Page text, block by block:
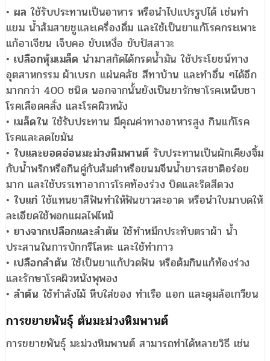
• ผล ใช้รับประทานเป็นอาหาร หรือนำไปแปรรูปได้ เช่นทำ
แยม น้ำส้มสายชูและเครื่องดื่ม และใช้เป็นยาแก้โรคกระเพาะ
แก้อาเจียน เจ็บคอ ขับเหงื่อ ขับปัสสาวะ
• เปลือกหุ้มเมล็ด นำมาสกัดได้กรดน้ำมัน ใช้ประโยชน์ทาง
อุตสาหกรรม ผ้าเบรก แผ่นคลัช สีทาบ้าน และทำอื่น ๆได้อีก
มากกว่า 400 ชนิด นอกจากนั้นยังเป็นยารักษาโรคเหน็บชา
โรคเลือดคลั่ง และโรคผิวหนัง
• เมล็ดใน ใช้รับประทาน มีคุณค่าทางอาหารสูง กินแก้โรค
โรคและลดไขมัน
• ใบและยอดอ่อนมะม่วงหิมพานต์ รับประทานเป็นผักเคียงจิ้ม
กับน้ำพริกหรือกินคู่กับส้มตำหรือขนมจีนน้ำยารสชาติอร่อย
มาก และใช้บรรเทาอาการโรคท้องร่วง บิดและริดสีดวง
• ใบแก่ ใช้แทนยาสีฟันทำให้ฟันขาวสะอาด หรือนำใบมาบดให้
ละเอียดใช้พอกแผลไฟไหม้
• ยางจากเปลือกและลำต้น ใช้ทำหมึกประทับตราผ้า น้ำ
ประสานในการบักกรีโลหะ และใช้ทำกาว
• เปลือกลำต้น ใช้เป็นยาแก้ปวดฟัน หรือต้มกินแก้ท้องร่วง
และรักษาโรคผิวหนังพุพอง
• ลำต้น ใช้ทำลังไม้ หีบใส่ของ ทำเรือ แอก และดุมล้อเกวียน
การขยายพันธุ์ ต้นมะม่วงหิมพานต์
การขยายพันธุ์ มะม่วงหิมพานต์ สามารถทำได้หลายวิธี เช่น